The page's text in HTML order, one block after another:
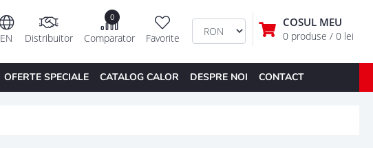
COSUL MEU
0 produse / 0 lei
Favorite
0
Comparator
Distribuitor
EN
OFERTE SPECIALE CATALOG CALOR DESPRE NOI CONTACT